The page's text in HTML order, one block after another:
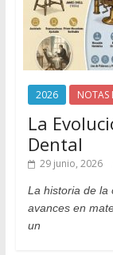
2026 NOTAS
La
Dental
29 junio, 2026
La historia de la
avances en
un